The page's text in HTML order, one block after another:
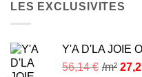
LES EXCLUSIVITES
Y'A D'LA JOIE
56,14€ /m²